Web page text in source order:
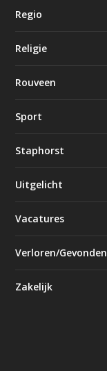
Regio
Religie
Rouveen
Sport
Staphorst
Uitgelicht
Vacatures
Verloren/Gevonden
Zakelijk